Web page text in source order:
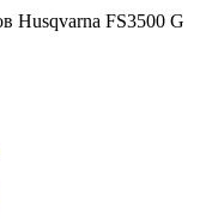
Husqvarna FS3500 G